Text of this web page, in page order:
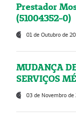
Prestador
(51004352-0)
01 de Outubro de
MUDANÇA
SERVIÇOS
03 de Novembro de